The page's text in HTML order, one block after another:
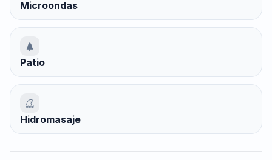
Microondas
Patio
Hidromasaje